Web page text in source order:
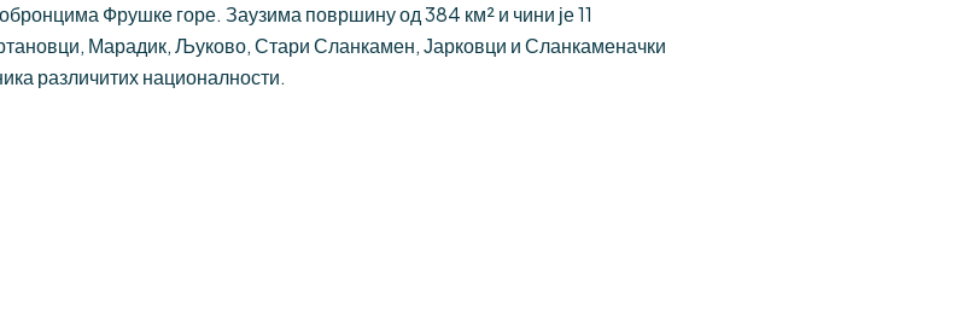
Фрушке горе. Заузима површину од 384 км² и чини је 11
Марадик, Љуково, Стари Сланкамен, Јарковци и Сланкаменачки
различитих националности.